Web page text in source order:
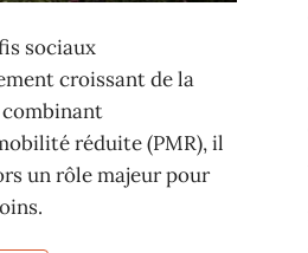
sociaux
croissant de la
combinant
réduite (PMR), il
un rôle majeur pour